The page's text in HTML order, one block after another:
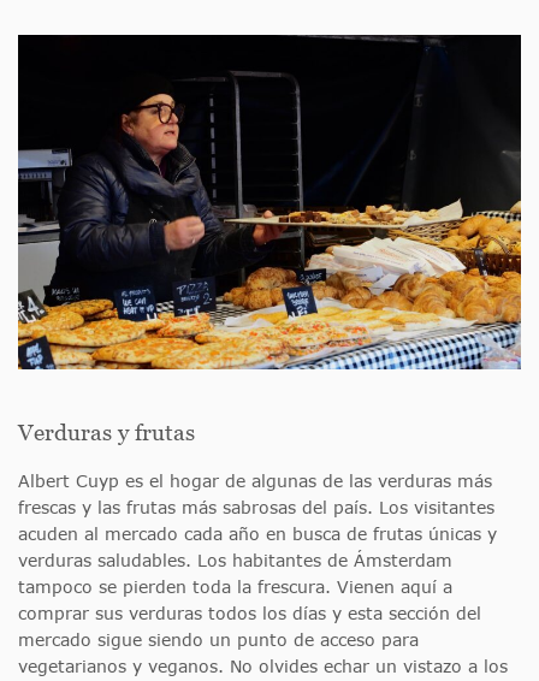
Verduras y frutas
Albert Cuyp es el hogar de algunas de las verduras más
frescas y las frutas más sabrosas del país. Los visitantes
acuden al mercado cada año en busca de frutas únicas y
verduras saludables. Los habitantes de Ámsterdam
tampoco se pierden toda la frescura. Vienen aquí a
comprar sus verduras todos los días y esta sección del
mercado sigue siendo un punto de acceso para
vegetarianos y veganos. No olvides echar un vistazo a los